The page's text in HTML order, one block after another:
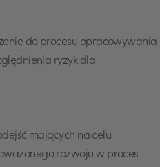
do procesu opracowywania
ryzyk dla
mających na celu
rozwoju w proces